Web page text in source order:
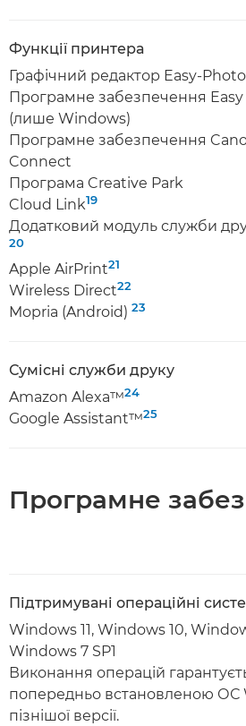
Функції принтера
Графічний редактор Easy-
Програмне забезпечення
(лише Windows)
Програмне забезпечення
Connect
Програма Creative Park
Cloud Link19
Додатковий модуль служби
20
Apple AirPrint21
Wireless Direct22
Mopria (Android) 23
Сумісні служби друку
Amazon Alexa™24
Google Assistant™25
Програмне
Підтримувані операційні
Windows 11, Windows 10,
Windows 7 SP1
Виконання операцій
попередньо встановленою ОС
пізнішої версії.